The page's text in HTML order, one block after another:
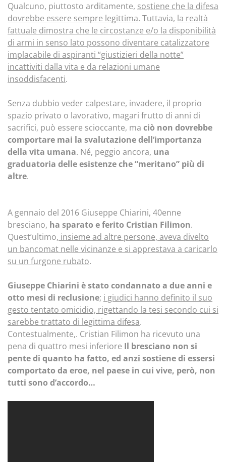
Qualcuno, piuttosto arditamente, sostiene che la difesa
dovrebbe essere sempre legittima. Tuttavia, la realtà
fattuale dimostra che le circostanze e/o la disponibilità
di armi in senso lato possono diventare catalizzatore
implacabile di aspiranti “giustizieri della notte”
incattiviti dalla vita e da relazioni umane
insoddisfacenti.
Senza dubbio veder calpestare, invadere, il proprio
spazio privato o lavorativo, magari frutto di anni di
sacrifici, può essere scioccante, ma ciò non dovrebbe
comportare mai la svalutazione dell’importanza
della vita umana. Né, peggio ancora, una
graduatoria delle esistenze che “meritano” più di
altre.
A gennaio del 2016 Giuseppe Chiarini, 40enne
bresciano, ha sparato e ferito Cristian Filimon.
Quest’ultimo, insieme ad altre persone, aveva divelto
un bancomat nelle vicinanze e si apprestava a caricarlo
su un furgone rubato.
Giuseppe Chiarini è stato condannato a due anni e
otto mesi di reclusione; i giudici hanno definito il suo
gesto tentato omicidio, rigettando la tesi secondo cui si
sarebbe trattato di legittima difesa.
Contestualmente,. Cristian Filimon ha ricevuto una
pena di quattro mesi inferiore Il bresciano non si
pente di quanto ha fatto, ed anzi sostiene di essersi
comportato da eroe, nel paese in cui vive, però, non
tutti sono d’accordo…